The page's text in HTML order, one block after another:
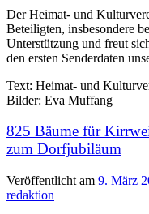
Der Heimat- und
Beteiligten, insbesondere
Unterstützung und freut
den ersten Senderdaten
Text: Heimat- und
Bilder: Eva Muffang
825 Bäume für
zum Dorfjubiläum
Veröffentlicht am 9. März
redaktion